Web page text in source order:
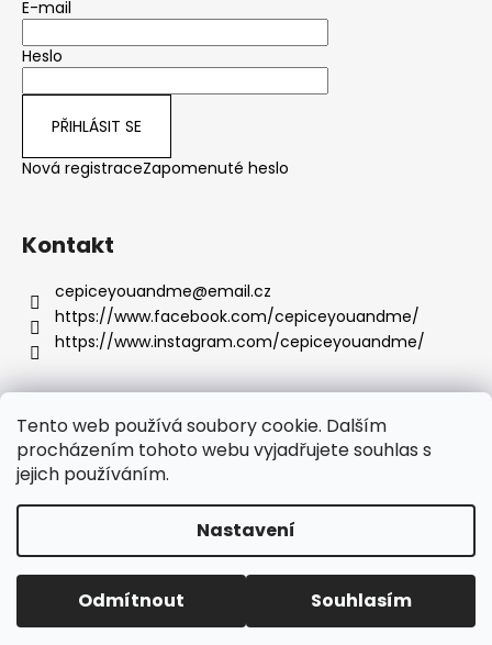
Tento web používá soubory cookie. Dalším
procházením tohoto webu vyjadřujete souhlas s
jejich používáním.
Nastavení
Odmítnout Souhlasím
DÁREK k objednávce nad 1000 Kč a doprava ZDARMA nad
E-mail
Heslo
PŘIHLÁSIT SE
Nová registraceZapomenuté heslo
Kontakt
cepiceyouandme@email.cz
https://www.facebook.com/cepiceyouandme/
https://www.instagram.com/cepiceyouandme/
Obchodní podmínky Podmínky ochrany osobních údajů
Copyright 2026eshop YOUANDME. Všechna práva
vyhrazena.
Upravit nastavení cookies